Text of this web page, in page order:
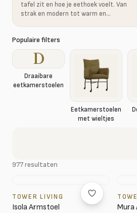
tafel zit en hoe je eethoek voelt. Van
strak en modern tot warm en
Populaire filters
D
Draaibare
eetkamerstoelen
Eetkamerstoelen
met wieltjes
977 resultaten
TOWER LIVING
Isola Armstoel Mura